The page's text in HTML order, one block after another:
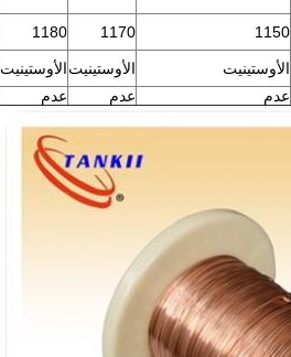
1150
1170
1180
الأوستينيت الأوستينيتالأوستينيت
عدم عدم عدم